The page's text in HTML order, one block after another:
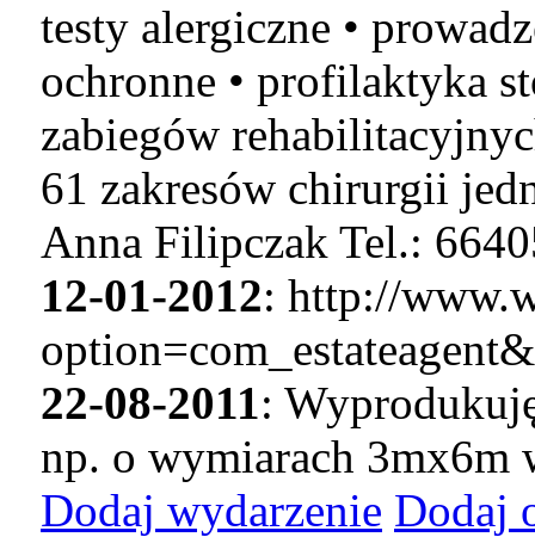
testy alergiczne •
ochronne • profilaktyka
zabiegów
61 zakresów chirurgii
Anna Filipczak Tel.:
12-01-2012: http://
22-08-2011:
np. o wymiarach 3mx6m
Dodaj wydarzenie Dodaj